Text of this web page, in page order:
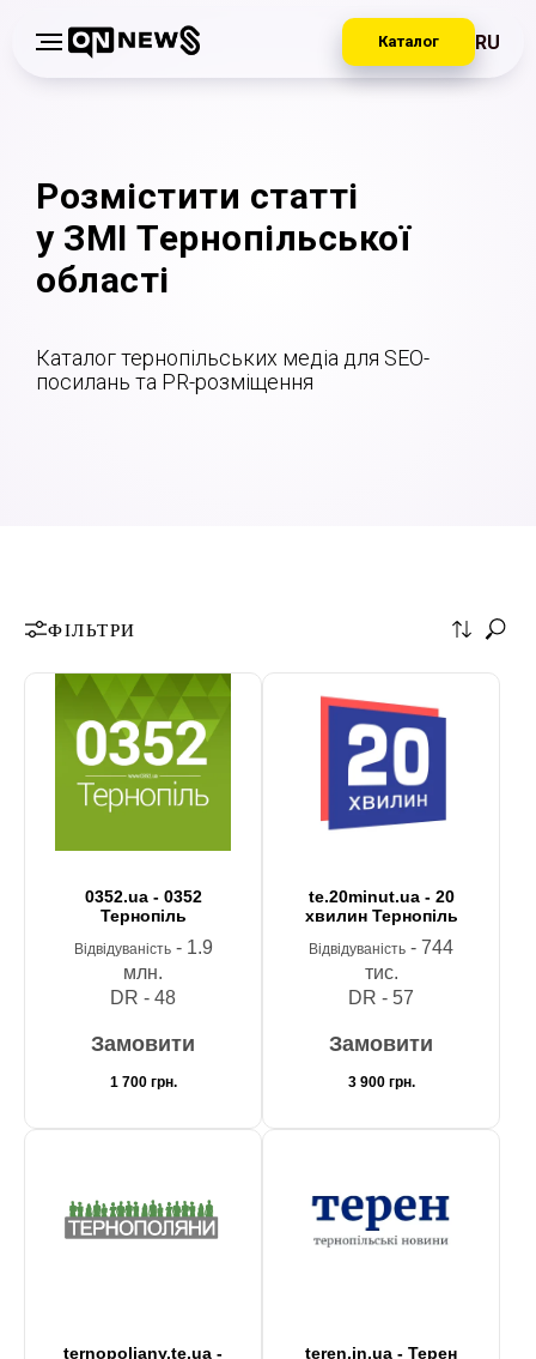
Каталог RU
Розмістити статті
у ЗМІ Тернопільської
області
Каталог тернопільських медіа для SEO-
посилань та PR-розміщення
ФІЛЬТРИ
0352.ua - 0352
Тернопіль
Відвідуваність- 1.9
млн.
DR - 48
Замовити
1 700 грн.
te.20minut.ua - 20
хвилин Тернопіль
Відвідуваність - 744
тис.
DR - 57
Замовити
3 900 грн.
ternopoliany.te.ua -
teren.in.ua - Терен